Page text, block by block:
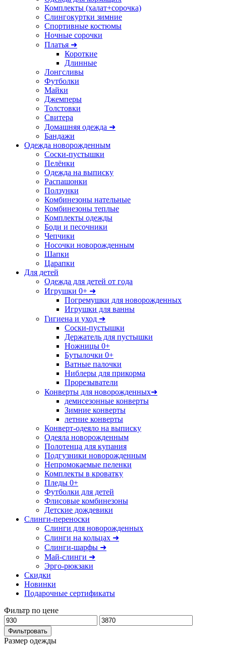
Комплекты (халат+сорочка)
Слингокуртки зимние
Спортивные костюмы
Ночные сорочки
Платья ➜
Короткие
Длинные
Лонгсливы
Футболки
Майки
Джемперы
Толстовки
Свитера
Домашняя одежда ➜
Бандажи
Одежда новорожденным
Соски-пустышки
Пелёнки
Одежда на выписку
Распашонки
Ползунки
Комбинезоны нательные
Комбинезоны теплые
Комплекты одежды
Боди и песочники
Чепчики
Носочки новорожденным
Шапки
Царапки
Для детей
Одежда для детей от года
Игрушки 0+ ➜
Погремушки для новорожденных
Игрушки для ванны
Гигиена и уход ➜
Соски-пустышки
Держатель для пустышки
Ножницы 0+
Бутылочки 0+
Ватные палочки
Ниблеры для прикорма
Прорезыватели
Конверты для новорожденных➜
демисезонные конверты
Зимние конверты
летние конверты
Конверт-одеяло на выписку
Одеяла новорожденным
Полотенца для купания
Подгузники новорожденным
Непромокаемые пеленки
Комплекты в кроватку
Пледы 0+
Футболки для детей
Флисовые комбинезоны
Детские дождевики
Слинги-переноски
Слинги для новорожденных
Слинги на кольцах ➜
Слинги-шарфы ➜
Май-слинги ➜
Эрго-рюкзаки
Скидки
Новинки
Подарочные сертификаты
Фильтр по цене
Фильтровать
Размер одежды